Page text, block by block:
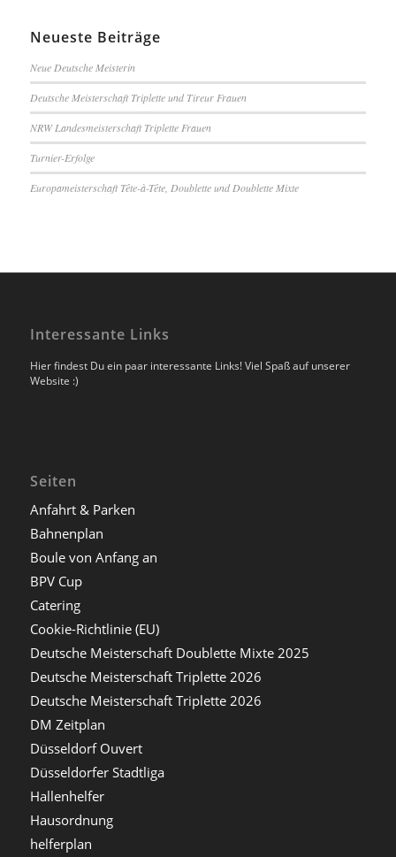
Neueste Beiträge
Neue Deutsche Meisterin
Deutsche Meisterschaft Triplette und Tireur Frauen
NRW Landesmeisterschaft Triplette Frauen
Turnier-Erfolge
Europameisterschaft Tête-à-Tête, Doublette und Doublette Mixte
Interessante Links
Hier findest Du ein paar interessante Links! Viel Spaß auf unserer
Website :)
Seiten
Anfahrt & Parken
Bahnenplan
Boule von Anfang an
BPV Cup
Catering
Cookie-Richtlinie (EU)
Deutsche Meisterschaft Doublette Mixte 2025
Deutsche Meisterschaft Triplette 2026
Deutsche Meisterschaft Triplette 2026
DM Zeitplan
Düsseldorf Ouvert
Düsseldorfer Stadtliga
Hallenhelfer
Hausordnung
helferplan